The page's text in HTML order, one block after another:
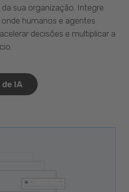
sua organização. Integre
humanos e agentes
decisões e multiplicar a
IA